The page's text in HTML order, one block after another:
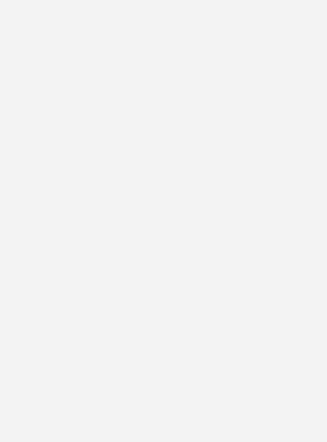
Control Unit erfüllt als zentrale
des
Über EEBus können Geräte wie
Wallboxen u. v. m. angebunden
online
Beiträge zum ThemaSmart Home gibt es